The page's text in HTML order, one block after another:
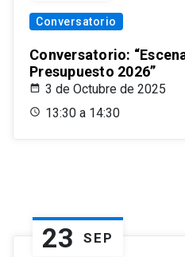
Conversatorio
Conversatorio:
Presupuesto 2026”
3 de Octubre de 2025
13:30 a 14:30
23 SEP